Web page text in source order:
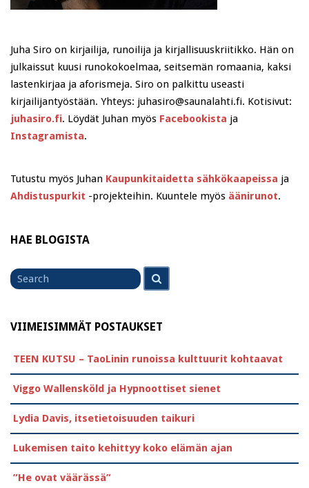
Juha Siro on kirjailija, runoilija ja kirjallisuuskriitikko. Hän on
julkaissut kuusi runokokoelmaa, seitsemän romaania, kaksi
lastenkirjaa ja aforismeja. Siro on palkittu useasti
kirjailijantyöstään. Yhteys: juhasiro@saunalahti.fi. Kotisivut:
juhasiro.fi. Löydät Juhan myös Facebookista ja
Instagramista.
Tutustu myös Juhan Kaupunkitaidetta sähkökaapeissa ja
Ahdistuspurkit -projekteihin. Kuuntele myös äänirunot.
HAE BLOGISTA
Search
for
VIIMEISIMMÄT POSTAUKSET
TEEN KUTSU – TaoLinin runoissa kulttuurit kohtaavat
Viggo Wallensköld ja Hypnoottiset sienet
Lydia Davis, itsetietoisuuden taikuri
Lukemisen taito kehittyy koko elämän ajan
”He ovat väärässä”